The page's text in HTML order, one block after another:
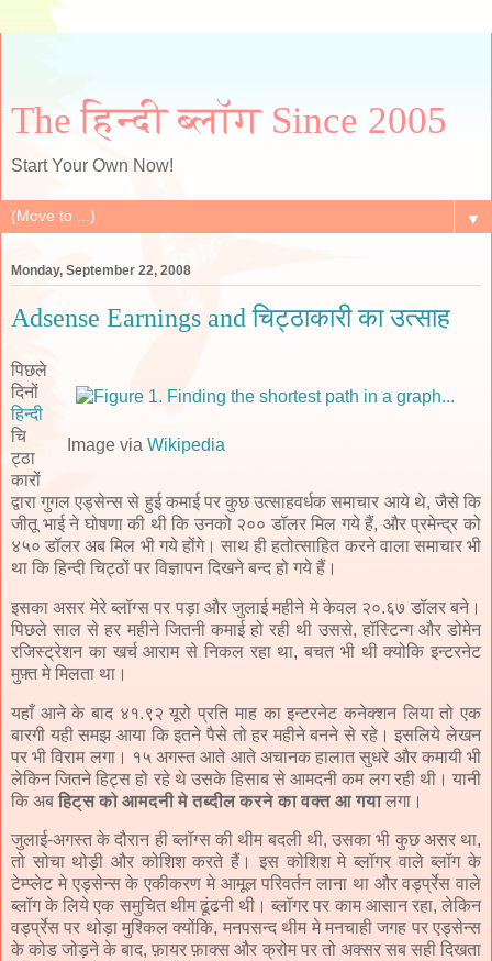
The हिन्दी ब्लॉग Since 2005
Start Your Own Now!
▼
Monday, September 22, 2008
Adsense Earnings and चिट्ठाकारी का उत्साह
Image viaWikipedia
पिछले
दिनों
हिन्दी
चि
ट्ठा
कारों
द्वारा गुगल एड्सेन्स से हुई कमाई पर कुछ उत्साहवर्धक समाचार आये थे, जैसे कि
जीतू भाई ने घोषणा की थी कि उनको २०० डॉलर मिल गये हैं, और प्रमेन्द्र को
४५० डॉलर अब मिल भी गये होंगे। साथ ही हतोत्साहित करने वाला समाचार भी
था कि हिन्दी चिट्ठों पर विज्ञापन दिखने बन्द हो गये हैं।
इसका असर मेरे ब्लॉग्स पर पड़ा और जुलाई महीने मे केवल २०.६७ डॉलर बने।
पिछले साल से हर महीने जितनी कमाई हो रही थी उससे, हॉस्टिन्ग और डोमेन
रजिस्ट्रेशन का खर्च आराम से निकल रहा था, बचत भी थी क्योकि इन्टरनेट
मुफ़्त मे मिलता था।
यहाँ आने के बाद ४१.९२ यूरो प्रति माह का इन्टरनेट कनेक्शन लिया तो एक
बारगी यही समझ आया कि इतने पैसे तो हर महीने बनने से रहे। इसलिये लेखन
पर भी विराम लगा। १५ अगस्त आते आते अचानक हालात सुधरे और कमायी भी
लेकिन जितने हिट्स हो रहे थे उसके हिसाब से आमदनी कम लग रही थी। यानी
कि अबहिट्स को आमदनी मे तब्दील करने का वक्त आ गयालगा।
जुलाई-अगस्त के दौरान ही ब्लॉग्स की थीम बदली थी, उसका भी कुछ असर था,
तो सोचा थोड़ी और कोशिश करते हैं। इस कोशिश मे ब्लॉगर वाले ब्लॉग के
टेम्प्लेट मे एड्सेन्स के एकीकरण मे आमूल परिवर्तन लाना था और वर्ड्प्रेस वाले
ब्लॉग के लिये एक समुचित थीम ढूंढनी थी। ब्लॉगर पर काम आसान रहा, लेकिन
वर्ड्प्रेस पर थोड़ा मुश्किल क्योंकि, मनपसन्द थीम मे मनचाही जगह पर एड्सेन्स
के कोड जोड़ने के बाद, फ़ायर फ़ाक्स और क्रोम पर तो अक्सर सब सही दिखता